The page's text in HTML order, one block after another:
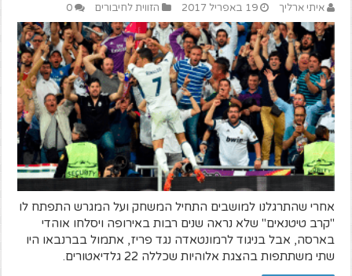
איתי ארליך 19 באפריל 2017 הזווית לחיבורים 0
אחרי שהתרגלנו למושבים התחיל המשחק ועל המגרש התפתח לו
"קרב טיטנאים" שלא נראה שנים רבות באירופה ויסלחו אוהדי
בארסה, אבל בניגוד לרמונטאדה נגד פריז, אתמול בברנבאו היו
שתי משתתפות בהצגת אלוהיות שכללה 22 גלדיאטורים.